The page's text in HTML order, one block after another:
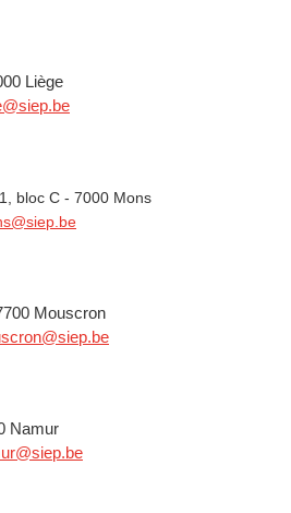
Liège
bloc C - 7000 Mons
Mouscron
Namur